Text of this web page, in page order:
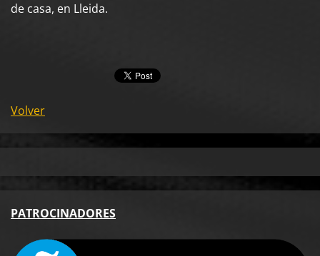
de casa, en Lleida.
Volver
PATROCINADORES